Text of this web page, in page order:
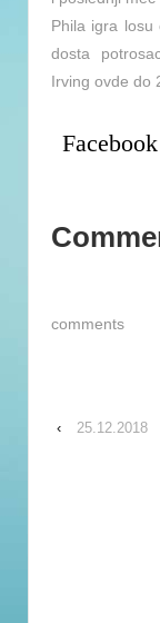
Phila igra losu
dosta
Irving ovde do
comments
‹ 25.12.2018